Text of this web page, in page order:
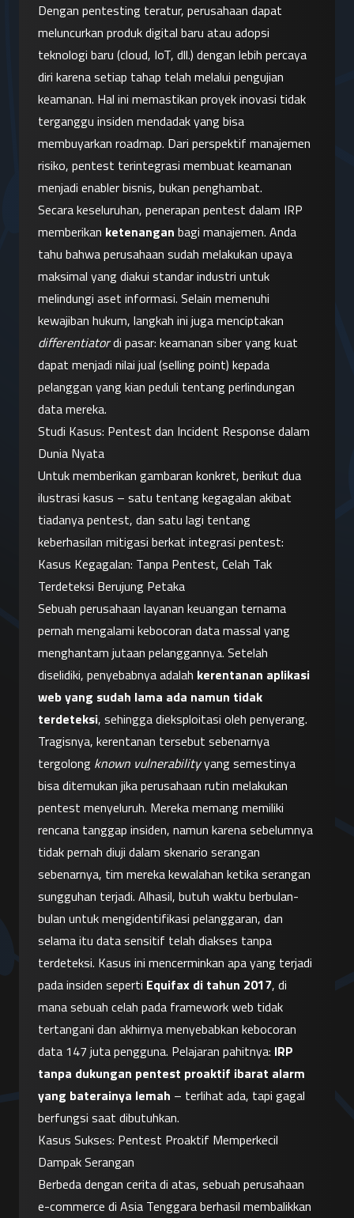
Dengan pentesting teratur, perusahaan dapat
meluncurkan produk digital baru atau adopsi
teknologi baru (cloud, IoT, dll.) dengan lebih percaya
diri karena setiap tahap telah melalui pengujian
keamanan. Hal ini memastikan proyek inovasi tidak
terganggu insiden mendadak yang bisa
membuyarkan roadmap. Dari perspektif manajemen
risiko, pentest terintegrasi membuat keamanan
menjadi enabler bisnis, bukan penghambat.
Secara keseluruhan, penerapan pentest dalam IRP
memberikan ketenangan bagi manajemen. Anda
tahu bahwa perusahaan sudah melakukan upaya
maksimal yang diakui standar industri untuk
melindungi aset informasi. Selain memenuhi
differentiator di pasar: keamanan siber yang kuat
dapat menjadi nilai jual (selling point) kepada
pelanggan yang kian peduli tentang perlindungan
data mereka.
Studi Kasus: Pentest dan Incident Response dalam
Dunia Nyata
Untuk memberikan gambaran konkret, berikut dua
ilustrasi kasus – satu tentang kegagalan akibat
tiadanya pentest, dan satu lagi tentang
keberhasilan mitigasi berkat integrasi pentest:
Kasus Kegagalan: Tanpa Pentest, Celah Tak
Terdeteksi Berujung Petaka
Sebuah perusahaan layanan keuangan ternama
pernah mengalami kebocoran data massal yang
menghantam jutaan pelanggannya. Setelah
diselidiki, penyebabnya adalah kerentanan aplikasi
web yang sudah lama ada namun tidak
terdeteksi, sehingga dieksploitasi oleh penyerang.
Tragisnya, kerentanan tersebut sebenarnya
tergolong known vulnerability yang semestinya
bisa ditemukan jika perusahaan rutin melakukan
pentest menyeluruh. Mereka memang memiliki
rencana tanggap insiden, namun karena sebelumnya
tidak pernah diuji dalam skenario serangan
sebenarnya, tim mereka kewalahan ketika serangan
sungguhan terjadi. Alhasil, butuh waktu berbulan-
bulan untuk mengidentifikasi pelanggaran, dan
selama itu data sensitif telah diakses tanpa
terdeteksi. Kasus ini mencerminkan apa yang terjadi
pada insiden seperti Equifax di tahun 2017, di
mana sebuah celah pada framework web tidak
tertangani dan akhirnya menyebabkan kebocoran
data 147 juta pengguna. Pelajaran pahitnya: IRP
tanpa dukungan pentest proaktif ibarat alarm
yang baterainya lemah – terlihat ada, tapi gagal
berfungsi saat dibutuhkan.
Kasus Sukses: Pentest Proaktif Memperkecil
Dampak Serangan
Berbeda dengan cerita di atas, sebuah perusahaan
e-commerce di Asia Tenggara berhasil membalikkan